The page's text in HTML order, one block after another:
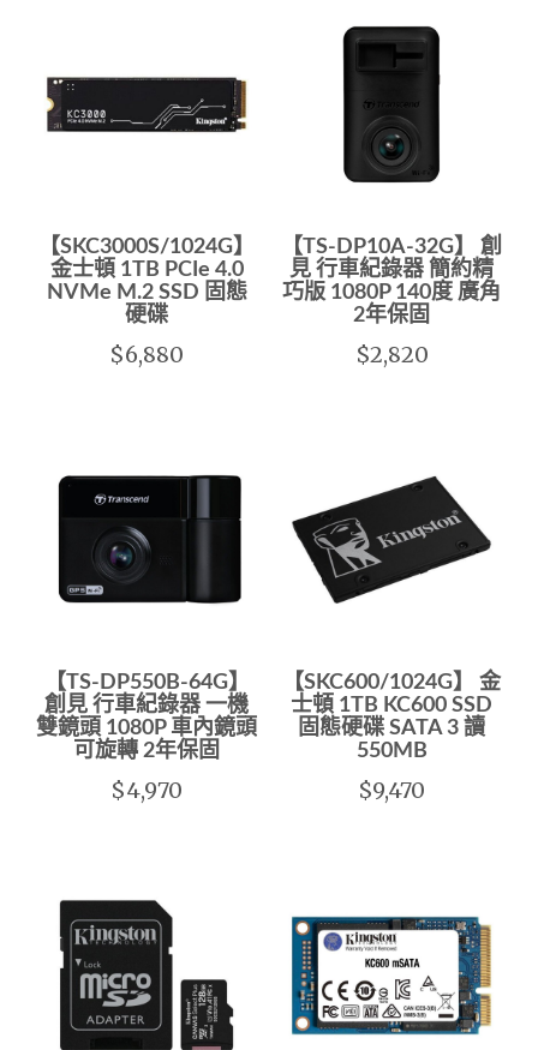
【SKC3000S/1024G】
金士頓 1TB PCIe 4.0
NVMe M.2 SSD 固態
硬碟
$6,880
【TS-DP10A-32G】 創
見 行車紀錄器 簡約精
巧版 1080P 140度 廣角
2年保固
$2,820
【TS-DP550B-64G】
創見 行車紀錄器 一機
雙鏡頭 1080P 車內鏡頭
可旋轉 2年保固
$4,970
【SKC600/1024G】 金
士頓 1TB KC600 SSD
固態硬碟 SATA 3 讀
550MB
$9,470